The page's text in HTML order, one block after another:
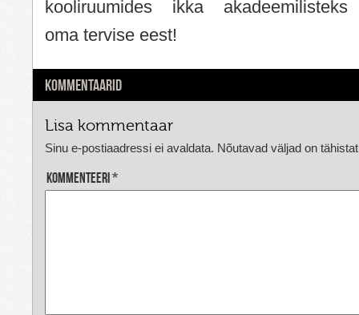
kooliruumides ikka
oma tervise eest!
KOMMENTAARID
Lisa kommentaar
Sinu e-postiaadressi ei avaldata. Nõutavad väljad on
Kommenteeri *